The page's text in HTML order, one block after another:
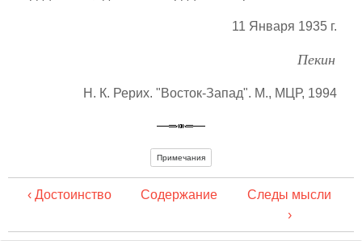
11 Января 1935 г.
Пекин
Н. К. Рерих. "Восток-Запад". М., МЦР, 1994
Примечания
‹ Достоинство Содержание
Следы мысли
›